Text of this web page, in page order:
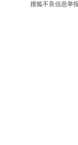
搜狐不良信息举